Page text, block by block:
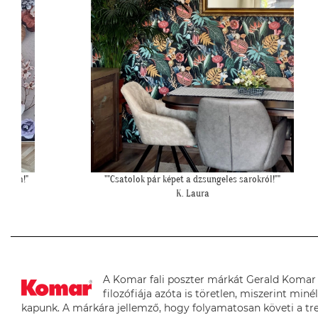
""Csatolok pár képet a dzsungeles sarokról!""
K. Laura
A Komar fali poszter márkát Gerald
filozófiája azóta is töretlen, miszerint
kapunk. A márkára jellemző, hogy folyamatosan követi a